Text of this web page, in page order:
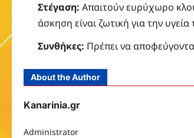
Στέγαση: Απαιτούν ευρύχωρο
άσκηση είναι ζωτική για την υγεία
Συνθήκες: Πρέπει να
About the Author
Kanarinia.gr
Administrator